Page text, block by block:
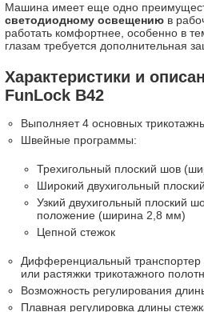
Машина имеет еще одно
светодиодному освещению в
работать комфортнее, особенно в
глазам требуется дополнительная
Характеристики и
FunLock B42
Выполняет 4 основных
Швейные программы:
Трехигольный плоский шов
Широкий двухигольный
Узкий двухигольный плоский
положение (ширина 2,8 мм)
Цепной стежок
Дифференциальный транспортер
или растяжки трикотажного
Возможность регулирования
Плавная регулировка длины